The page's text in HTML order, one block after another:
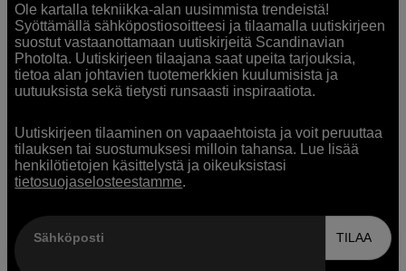
Ole kartalla tekniikka-alan uusimmista trendeistä!
Syöttämällä sähköpostiosoitteesi ja tilaamalla uutiskirjeen
suostut vastaanottamaan uutiskirjeitä Scandinavian
Photolta. Uutiskirjeen tilaajana saat upeita tarjouksia,
tietoa alan johtavien tuotemerkkien kuulumisista ja
uutuuksista sekä tietysti runsaasti inspiraatiota.
Uutiskirjeen tilaaminen on vapaaehtoista ja voit peruuttaa
tilauksen tai suostumuksesi milloin tahansa. Lue lisää
henkilötietojen käsittelystä ja oikeuksistasi
tietosuojaselosteestamme.
Sähköposti TILAA